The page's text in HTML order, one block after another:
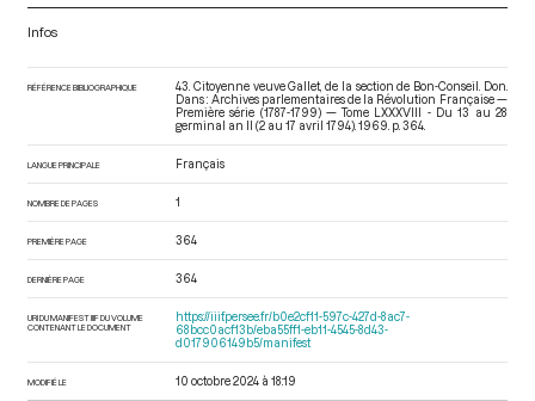
Infos
RÉFÉRENCE BIBLIOGRAPHIQUE
43. Citoyenne veuve Gallet, de la section de Bon-Conseil. Don.
Dans : Archives parlementaires de la Révolution Française —
Première série (1787-1799) — Tome LXXXVIII - Du 13 au 28
germinal an II (2 au 17 avril 1794) . 1969. p. 364.
LANGUE PRINCIPALE Français
NOMBRE DE PAGES 1
PREMIÈRE PAGE 364
DERNIÈRE PAGE 364
URI DU MANIFEST IIIF DU VOLUME
CONTENANT LE DOCUMENT
https://iiif.persee.fr/b0e2cf11-597c-427d-8ac7-
68bcc0acf13b/eba55ff1-eb11-4545-8d43-
d017906149b5/manifest
MODIFIÉ LE 10 octobre 2024 à 18:19